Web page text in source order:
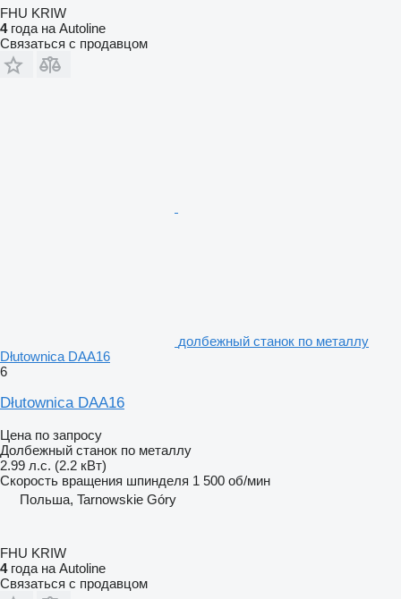
FHU KRIW
4года на Autoline
Связаться с продавцом
долбежный станок по металлу
Dłutownica DAA16
6
Dłutownica DAA16
Цена по запросу
Долбежный станок по металлу
2.99 л.с. (2.2 кВт)
Скорость вращения шпинделя 1 500 об/мин
Польша, Tarnowskie Góry
FHU KRIW
4года на Autoline
Связаться с продавцом